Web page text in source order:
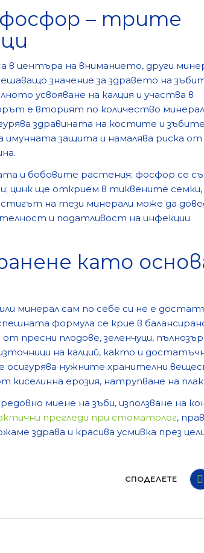
фосфор – трите
в центъра на вниманието, други
значение за здравето на
усвояване на калция и участва в
е вторият по количество
здравината на костите и
имунната защита и намалява риска от
и бобовите растения; фосфор се
цинк ще открием в тиквените
на тези минерали може да
и податливост на инфекции.
като
минерал сам по себе си не е
формула се крие в
пресни плодове, зеленчуци,
на калций, както и
осигурява нужните хранителни
киселинна ерозия, натрупване на
миене на зъби, използване на
прегледи при стоматолог,
здрава и красива усмивка през
СПОДЕЛЕТЕ